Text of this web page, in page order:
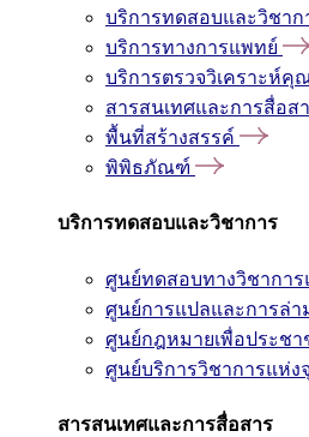
บริการทดสอบและวิชาก
บริการทางการแพทย์
บริการตรวจวิเคราะห์คุ
สารสนเทศและการสื่อส
พื้นที่สร้างสรรค์
พิพิธภัณฑ์
บริการทดสอบและวิชาการ
ศูนย์ทดสอบทางวิชาการ
ศูนย์การแปลและการล่า
ศูนย์กฎหมายเพื่อประช
ศูนย์บริการวิชาการแห่
สารสนเทศและการสื่อสาร